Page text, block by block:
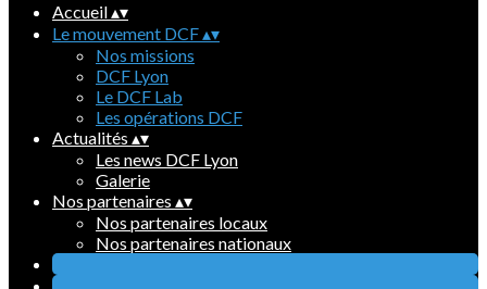
Accueil▴▾
Le mouvement DCF▴▾
Nos missions
DCF Lyon
Le DCF Lab
Les opérations DCF
Actualités ▴▾
Les news DCF Lyon
Galerie
Nos partenaires ▴▾
Nos partenaires locaux
Nos partenaires nationaux